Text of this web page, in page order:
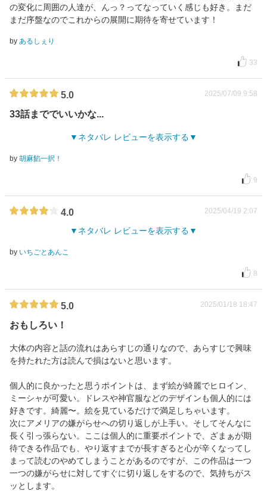
の変化に周囲の人達が、んっ？ってなっていく感じも好き。まだ
まだ序盤なのでこれからの展開に期待を寄せています！
by あるしぇり
33
5.0 2025/07/09 9:58
33話まででいいかな...
ネタバレ レビューを表示する
by 胡麻餡一択！
9
4.0 2025/04/19 2:07
ネタバレ レビューを表示する
by いちごとあんこ
8
5.0 2025/01/18 18:47
おもしろい！
大体の内容と話の流れはあらすじの通りなので、あらすじで興味
を持たれた方は読んで損はないと思います。
個人的に良かったと思うポイントは、まず絵が綺麗でヒロイン、
ミーシャが可愛い。ドレスや神官服などのデザインも個人的には
好きです。綺麗〜。絵を見ているだけで満足しちゃいます。
次にアメリアの嫌がらせへの切り返しが上手い。そしてそんなに
長く引っ張らない。ここは個人的に重要ポイントで、ざまぁが期
待できる作品でも、やり返すまでが長すぎると心が辛くなってし
まって読むのやめてしまうことがあるのですが、この作品は一つ
一つの嫌がらせに対してすぐに切り返しをするので、気持ちがス
ッとします。